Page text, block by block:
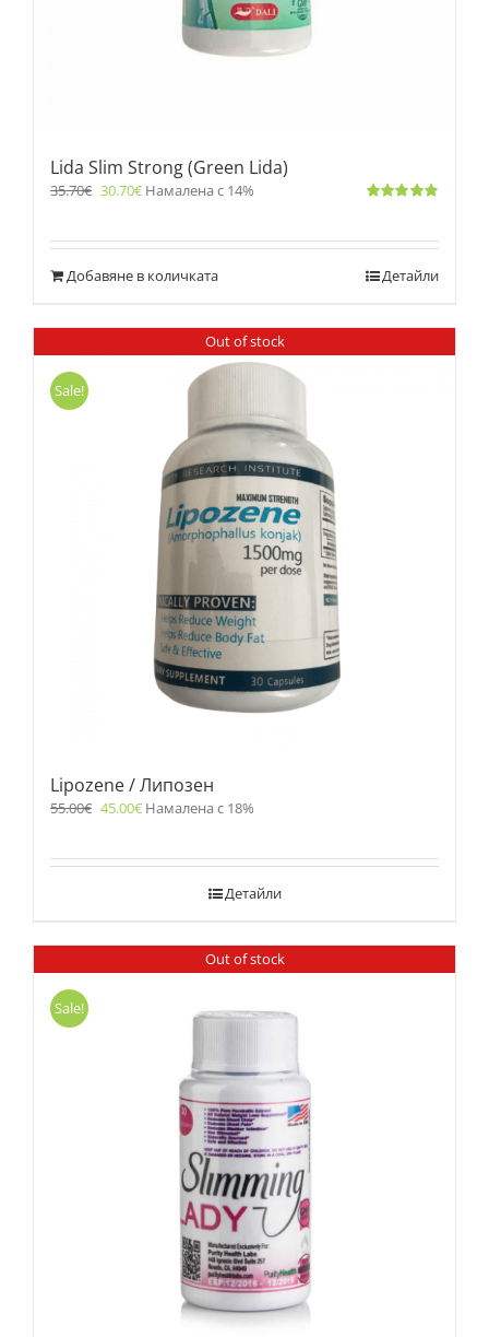
Lida Slim Strong (Green Lida)
35.70€ 30.70€ Намалена с 14%
Добавяне в количката Детайли
Out of stock
Sale!
Lipozene / Липозен
55.00€ 45.00€ Намалена с 18%
Детайли
Out of stock
Sale!